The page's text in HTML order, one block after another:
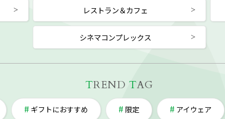
レストラン＆カフェ
シネマコンプレックス
TREND TAG
ギフトにおすすめ 限定 アイウェア